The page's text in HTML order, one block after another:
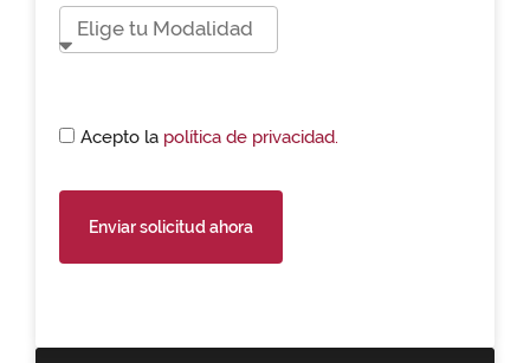
Acepto la política de privacidad.
Enviar solicitud ahora